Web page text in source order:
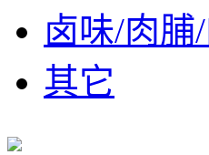
卤味/肉脯
其它